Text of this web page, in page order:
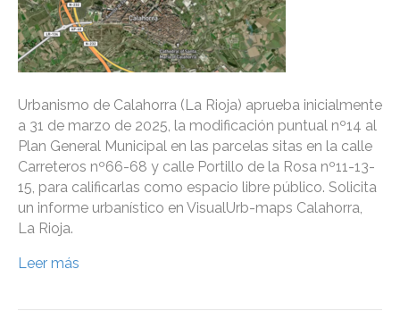
Urbanismo de Calahorra (La Rioja) aprueba inicialmente
a 31 de marzo de 2025, la modificación puntual nº14 al
Plan General Municipal en las parcelas sitas en la calle
Carreteros nº66-68 y calle Portillo de la Rosa nº11-13-
15, para calificarlas como espacio libre público. Solicita
un informe urbanístico en VisualUrb-maps Calahorra,
La Rioja.
Leer más